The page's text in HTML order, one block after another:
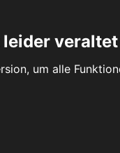
veraltet
um alle